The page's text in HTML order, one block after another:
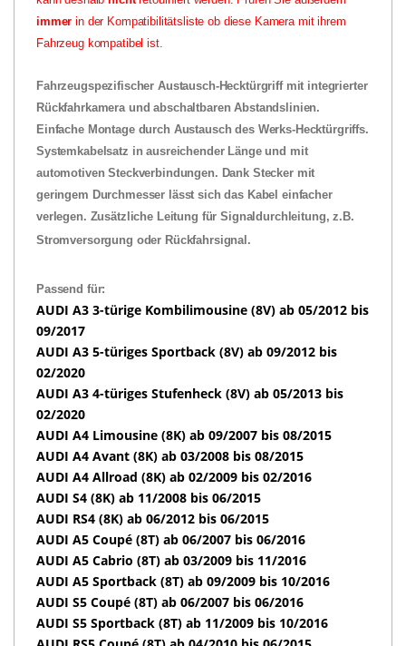
immer in der Kompatibilitätsliste ob diese Kamera mit ihrem
Fahrzeug kompatibel ist.
Fahrzeugspezifischer Austausch-Hecktürgriff mit integrierter
Rückfahrkamera und abschaltbaren Abstandslinien.
Einfache Montage durch Austausch des Werks-Hecktürgriffs.
Systemkabelsatz in ausreichender Länge und mit
automotiven Steckverbindungen. Dank Stecker mit
geringem Durchmesser lässt sich das Kabel einfacher
verlegen. Zusätzliche Leitung für Signaldurchleitung, z.B.
Stromversorgung oder Rückfahrsignal.
Passend für:
AUDI A3 3-türige Kombilimousine (8V) ab 05/2012 bis
09/2017
AUDI A3 5-türiges Sportback (8V) ab 09/2012 bis
02/2020
AUDI A3 4-türiges Stufenheck (8V) ab 05/2013 bis
02/2020
AUDI A4 Limousine (8K) ab 09/2007 bis 08/2015
AUDI A4 Avant (8K) ab 03/2008 bis 08/2015
AUDI A4 Allroad (8K) ab 02/2009 bis 02/2016
AUDI S4 (8K) ab 11/2008 bis 06/2015
AUDI RS4 (8K) ab 06/2012 bis 06/2015
AUDI A5 Coupé (8T) ab 06/2007 bis 06/2016
AUDI A5 Cabrio (8T) ab 03/2009 bis 11/2016
AUDI A5 Sportback (8T) ab 09/2009 bis 10/2016
AUDI S5 Coupé (8T) ab 06/2007 bis 06/2016
AUDI S5 Sportback (8T) ab 11/2009 bis 10/2016